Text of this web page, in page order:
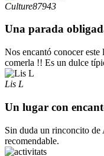
Culture87943
Una parada
Nos encantó conocer
comerla !! Es un dulce
Lis L
Un lugar con
Sin duda un rinconcito de
recomendable.